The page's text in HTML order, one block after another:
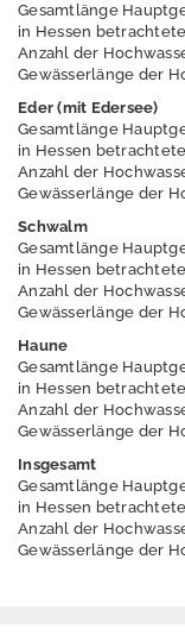
Abwasser
Belastete
nach
Fließgewässer
Grundwasser
Hochwasser
Vorhersage
Warn- und
Meldedienst
sgebiete
anagement
Gesamtlänge
in Hessen
Anzahl der
Gewässerlänge der
Eder (mit Edersee)
Gesamtlänge
in Hessen
Anzahl der
Gewässerlänge der
Schwalm
Gesamtlänge
in Hessen
Anzahl der
Gewässerlänge der
Haune
Gesamtlänge
in Hessen
Anzahl der
Gewässerlänge der
Insgesamt
Gesamtlänge
in Hessen
Anzahl der
Gewässerlänge der